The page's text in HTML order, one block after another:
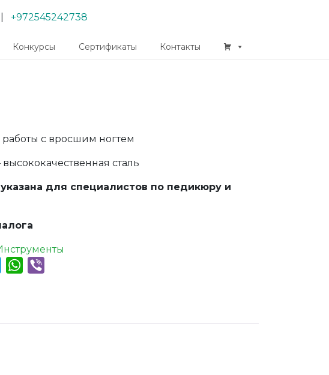
+972545242738
Конкурсы Сертификаты Контакты
с вросшим ногтем
сталь
для специалистов по педикюру и
TelegramWhatsApp